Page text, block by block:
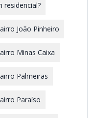
residencial?
João Pinheiro
Minas Caixa
Palmeiras
Paraíso